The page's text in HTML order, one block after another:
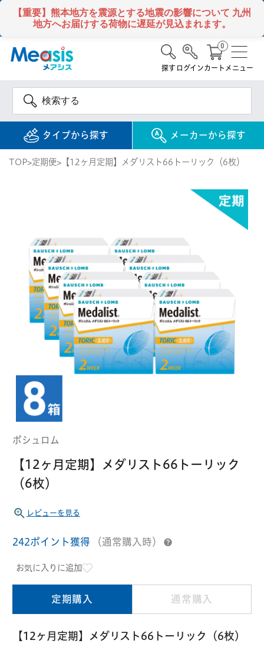
【重要】熊本地方を震源とする地震の影響について 九州
地方へお届けする荷物に遅延が見込まれます。
タイプから探す メーカーから探す
探す ログインカート
0
メニュー
2WEEK / 2週間 使い捨て
1MONTH / 1ヶ月 使い捨て
乱視用コンタクトレンズ
遠近両用コンタクトレンズ
カラーコンタクトレンズ
ハードコンタクトレンズ
ソフト
定期便
ケア用品
クーパービジョン ボシュロム
日本アルコン シード
アイミー
オフテクス
検 索
INFORMATION
MYコンタクト（らくらく再購入）
はじめての方へ
おトク定期便
Myクーポン
ご利用案内
TOP 定期便 【12ヶ月定期】メダリスト66トーリック（6枚）
ボシュロム
【12ヶ月定期】メダリスト66トーリック
（6枚）
レビューを見る
242ポイント獲得 （通常購入時）
お気に入りに追加
定期購入 通常購入
【12ヶ月定期】メダリスト66トーリック（6枚）